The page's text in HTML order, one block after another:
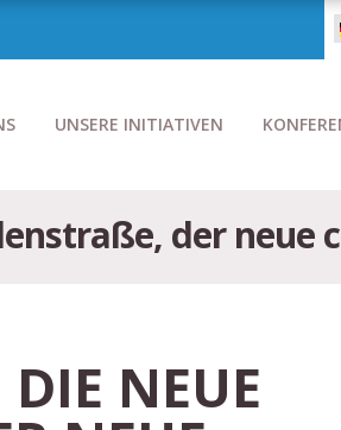
UNSERE INITIATIVEN
der neue
NEUE